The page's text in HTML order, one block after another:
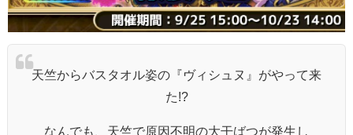
天竺からバスタオル姿の『ヴィシュヌ』がやって来
た!?
なんでも、天竺で原因不明の大干ばつが発生し